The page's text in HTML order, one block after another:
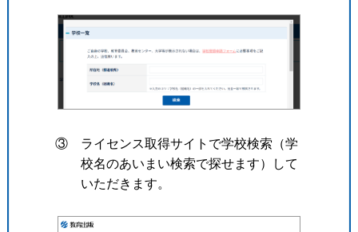
③ ライセンス取得サイトで学校検索（学
校名のあいまい検索で探せます）して
いただきます。